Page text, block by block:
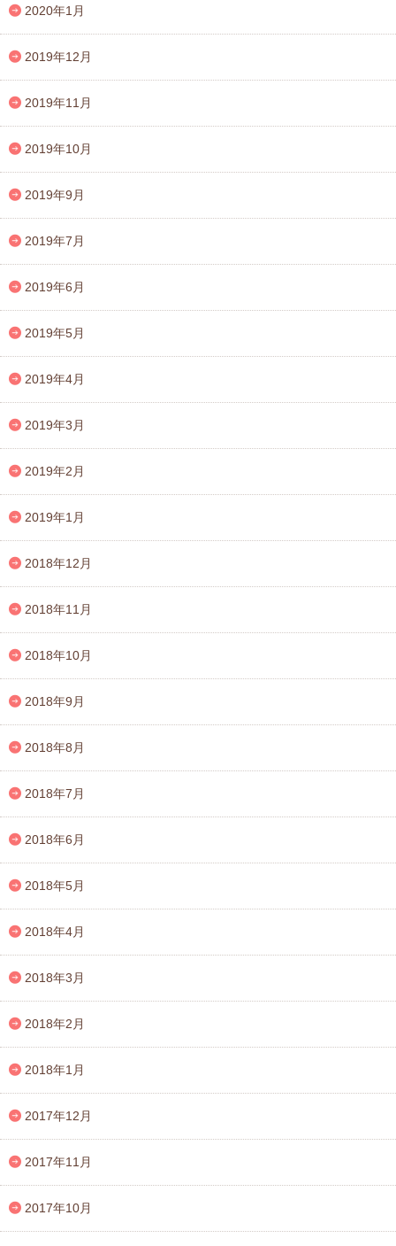
2020年1月
2019年12月
2019年11月
2019年10月
2019年9月
2019年7月
2019年6月
2019年5月
2019年4月
2019年3月
2019年2月
2019年1月
2018年12月
2018年11月
2018年10月
2018年9月
2018年8月
2018年7月
2018年6月
2018年5月
2018年4月
2018年3月
2018年2月
2018年1月
2017年12月
2017年11月
2017年10月